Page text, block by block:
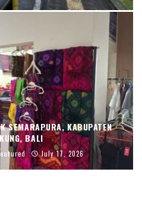
SEMARAPURA, KABUPATEN
BALI
July 17, 2026